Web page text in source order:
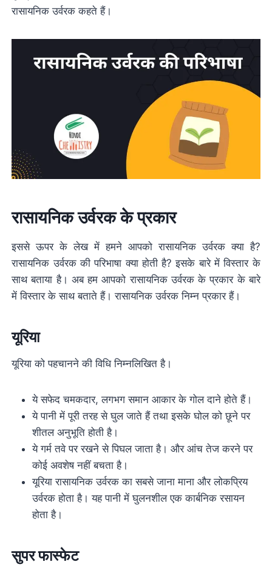
रासायनिक उर्वरक कहते हैं।
रासायनिक उर्वरक के प्रकार
इससे ऊपर के लेख में हमने आपको रासायनिक उर्वरक क्या है?
रासायनिक उर्वरक की परिभाषा क्या होती है? इसके बारे में विस्तार के
साथ बताया है। अब हम आपको रासायनिक उर्वरक के प्रकार के बारे
में विस्तार के साथ बताते हैं। रासायनिक उर्वरक निम्न प्रकार हैं।
यूरिया
यूरिया को पहचानने की विधि निम्नलिखित है।
ये सफेद चमकदार, लगभग समान आकार के गोल दाने होते हैं।
ये पानी में पूरी तरह से घुल जाते हैं तथा इसके घोल को छूने पर
शीतल अनुभूति होती है।
ये गर्म तवे पर रखने से पिघल जाता है। और आंच तेज करने पर
कोई अवशेष नहीं बचता है।
यूरिया रासायनिक उर्वरक का सबसे जाना माना और लोकप्रिय
उर्वरक होता है। यह पानी में घुलनशील एक कार्बनिक रसायन
होता है।
सुपर फास्फेट